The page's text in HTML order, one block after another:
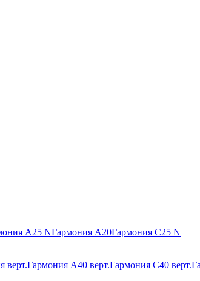
А25 NГармония А20Гармония С25 N
верт.Гармония А40 верт.Гармония С40 верт.